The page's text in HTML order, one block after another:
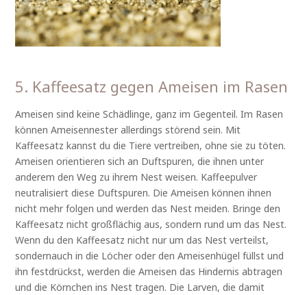
5. Kaffeesatz gegen Ameisen im Rasen
Ameisen sind keine Schädlinge, ganz im Gegenteil. Im Rasen
können Ameisennester allerdings störend sein. Mit
Kaffeesatz kannst du die Tiere vertreiben, ohne sie zu töten.
Ameisen orientieren sich an Duftspuren, die ihnen unter
anderem den Weg zu ihrem Nest weisen. Kaffeepulver
neutralisiert diese Duftspuren. Die Ameisen können ihnen
nicht mehr folgen und werden das Nest meiden. Bringe den
Kaffeesatz nicht großflächig aus, sondern rund um das Nest.
Wenn du den Kaffeesatz nicht nur um das Nest verteilst,
sondernauch in die Löcher oder den Ameisenhügel füllst und
ihn festdrückst, werden die Ameisen das Hindernis abtragen
und die Körnchen ins Nest tragen. Die Larven, die damit